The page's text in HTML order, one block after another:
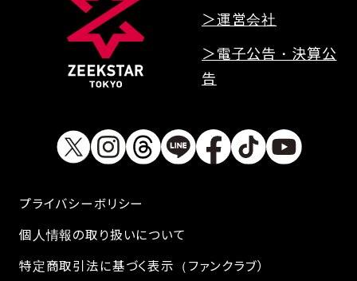
＞運営会社
＞電子公告・決算公
告
プライバシーボリシー
個人情報の取り扱いについて
特定商取引法に基づく表示（ファンクラブ）